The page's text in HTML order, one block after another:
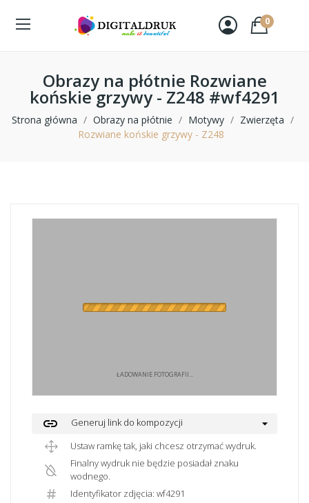
0
Obrazy na płótnie Rozwiane
końskie grzywy - Z248 #wf4291
Strona główna Obrazy na płótnie Motywy
Zwierzęta
Rozwiane końskie grzywy - Z248
ŁADOWANIE FOTOGRAFII...
link
Generuj link do kompozycji
Ustaw ramkę tak, jaki chcesz otrzymać wydruk.
Finalny wydruk nie będzie posiadał znaku
wodnego.
Identyfikator zdjęcia: wf4291